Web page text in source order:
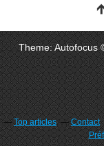
Theme: Autofocus
Top articles Contact